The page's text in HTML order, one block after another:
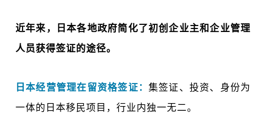
近年来，日本各地政府简化了初创企业主和企业管理
人员获得签证的途径。
日本经营管理在留资格签证： 集签证、投资、身份为
一体的日本移民项目，行业内独一无二。